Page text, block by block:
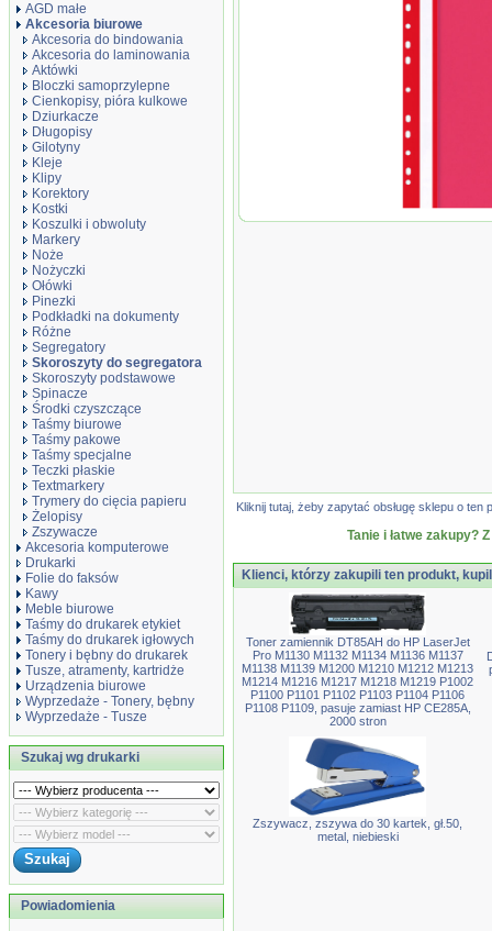
AGD małe
Akcesoria biurowe
Akcesoria do bindowania
Akcesoria do laminowania
Aktówki
Bloczki samoprzylepne
Cienkopisy, pióra kulkowe
Dziurkacze
Długopisy
Gilotyny
Kleje
Klipy
Korektory
Kostki
Koszulki i obwoluty
Markery
Noże
Nożyczki
Ołówki
Pinezki
Podkładki na dokumenty
Różne
Segregatory
Skoroszyty do segregatora
Skoroszyty podstawowe
Spinacze
Środki czyszczące
Taśmy biurowe
Taśmy pakowe
Taśmy specjalne
Teczki płaskie
Textmarkery
Trymery do cięcia papieru
Żelopisy
Zszywacze
Akcesoria komputerowe
Drukarki
Folie do faksów
Kawy
Meble biurowe
Taśmy do drukarek etykiet
Taśmy do drukarek igłowych
Tonery i bębny do drukarek
Tusze, atramenty, kartridże
Urządzenia biurowe
Wyprzedaże - Tonery, bębny
Wyprzedaże - Tusze
Szukaj wg drukarki
Powiadomienia
Skoroszyt,
Kliknij tutaj, żeby zapytać obsługę sklepu o
Tanie i łatwe zakupy?
Klienci, którzy zakupili ten produkt,
Toner zamiennik DT85AH do HP LaserJet
Pro M1130 M1132 M1134 M1136 M1137
M1138 M1139 M1200 M1210 M1212 M1213
M1214 M1216 M1217 M1218 M1219 P1002
P1100 P1101 P1102 P1103 P1104 P1106
P1108 P1109, pasuje zamiast HP CE285A,
2000 stron
Zszywacz, zszywa do 30 kartek, gł.50,
metal, niebieski